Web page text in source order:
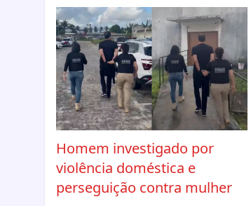
Homem investigado por
violência doméstica e
perseguição contra mulher